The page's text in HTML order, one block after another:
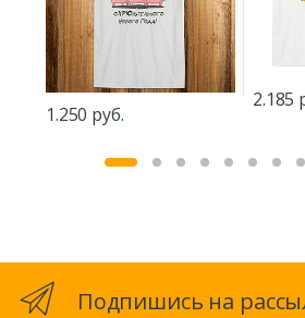
1.250 руб.
2.185
Подпишись на